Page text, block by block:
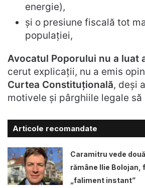
energie),
și o presiune fiscală tot
populației,
Avocatul Poporului nu a luat
cerut explicații, nu a emis
Curtea Constituțională, deși
motivele și pârghiile legale să
Articole recomandate
Caramitru vede
rămâne Ilie Bolojan,
„faliment instant”